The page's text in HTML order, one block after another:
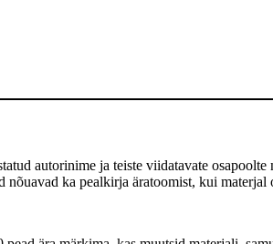
autorinime ja teiste viidatavate osapoolte
nõuavad ka pealkirja äratoomist, kui